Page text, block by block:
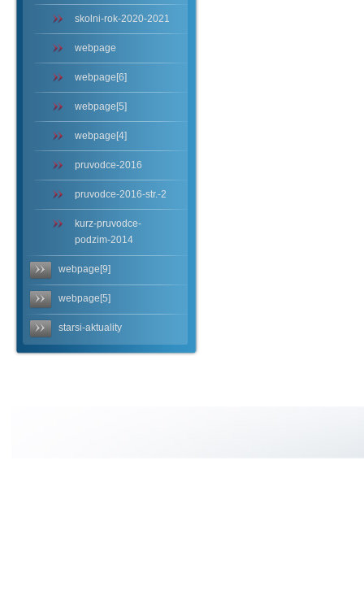
skolni-rok-2020-2021
webpage
webpage[6]
webpage[5]
webpage[4]
pruvodce-2016
pruvodce-2016-str.-2
kurz-pruvodce-
podzim-2014
webpage[9]
webpage[5]
starsi-aktuality